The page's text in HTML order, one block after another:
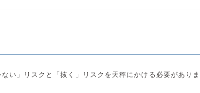
い」リスクと「抜く」リスクを天秤にかける必要がありま